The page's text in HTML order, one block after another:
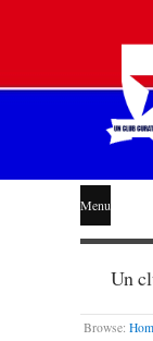
Menu
Un
Browse: